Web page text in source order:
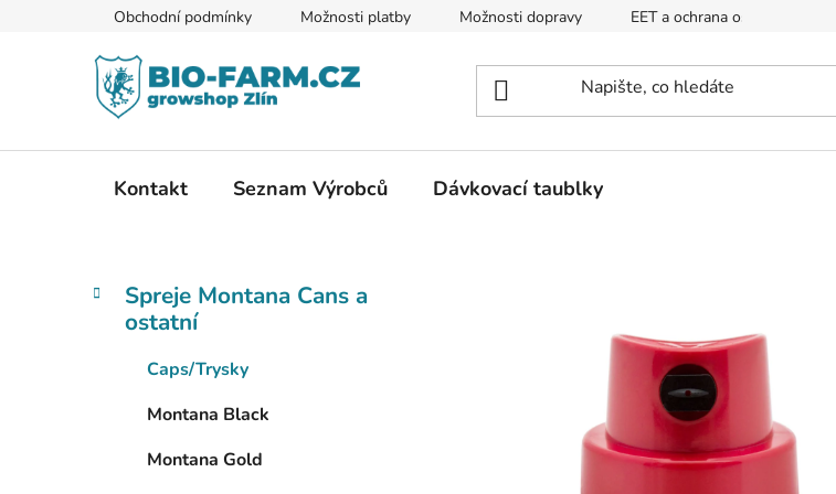
Obchodní podmínky Možnosti platby Možnosti dopravy EET a ochrana osobních údajů
Kontakt Seznam Výrobců Dávkovací taublky
PPřeskočit
kategorie
K
a
Spreje Montana Cans a
ostatní
Caps/Trysky
Montana Black
Montana Gold